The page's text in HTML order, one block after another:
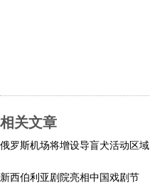
社会
文化
历史
相关文章
俄罗斯机场将增设导盲犬活动区域
新西伯利亚剧院亮相中国戏剧节